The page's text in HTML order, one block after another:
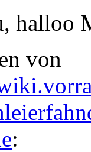
halloo
von
: